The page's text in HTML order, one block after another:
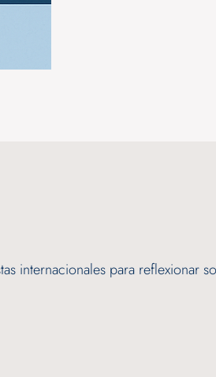
internacionales para reflexionar